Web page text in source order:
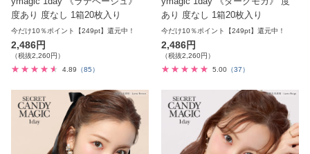
度あり 度なし 1箱20枚入り
今だけ10％ポイント【249pt】還元中！
2,486円
（税抜2,260円）
4.89 （85）
あり 度なし 1箱20枚入り
今だけ10％ポイント【249pt】還元中！
2,486円
（税抜2,260円）
5.00 （37）